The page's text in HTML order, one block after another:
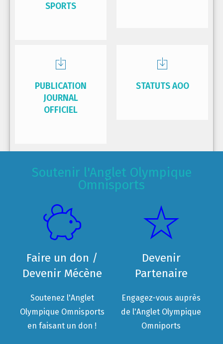
SPORTS
PUBLICATION
JOURNAL
OFFICIEL
STATUTS AOO
Soutenir l'Anglet Olympique
Omnisports
Faire un don /
Devenir Mécène
Soutenez l'Anglet
Olympique Omnisports
en faisant un don !
Devenir
Partenaire
Engagez-vous auprès
de l'Anglet Olympique
Omniports